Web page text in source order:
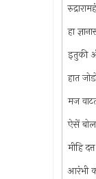
हा
इतुकी
हात
मज
ऐसें
मीहि
आरंभी